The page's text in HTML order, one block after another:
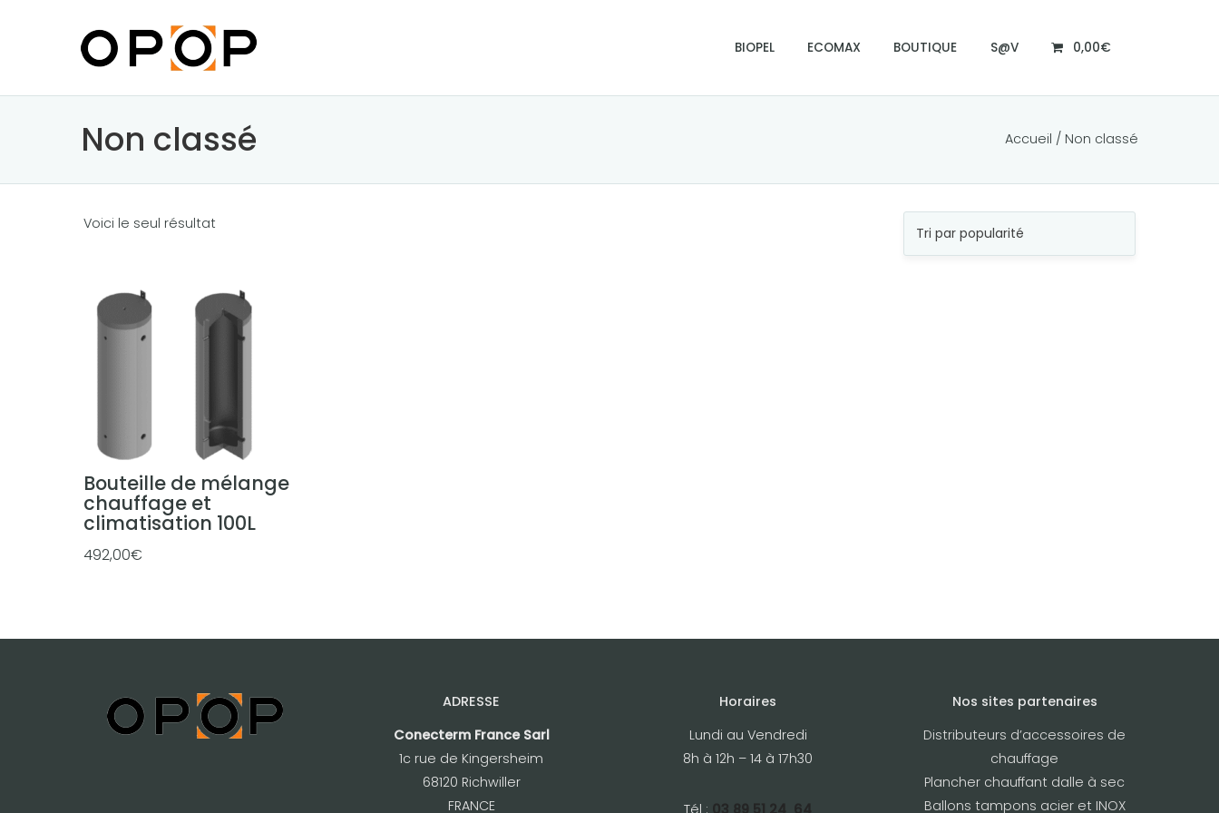
BIOPEL ECOMAX BOUTIQUE S@V 0,00€
Non classé Accueil / Non classé
Voici le seul résultat
Bouteille de mélange
chauffage et
climatisation 100L
492,00€
ADRESSE
Conecterm France Sarl
1c rue de Kingersheim
68120 Richwiller
FRANCE
Horaires
Lundi au Vendredi
8h à 12h – 14 à 17h30
Nos sites partenaires
Distributeurs d’accessoires de
chauffage
Plancher chauffant dalle à sec
Ballons tampons acier et INOX